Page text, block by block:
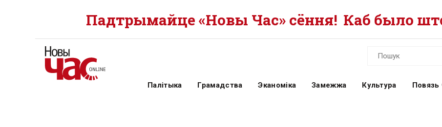
Падтрымайце «Новы Час» сёння! Каб было
Палітыка Грамадства Эканоміка Замежжа Культура Повязь